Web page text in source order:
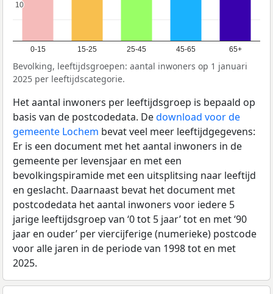
0-15 15-25 25-45 45-65 65+
10
10
Bevolking, leeftijdsgroepen: aantal inwoners op 1 januari
2025 per leeftijdscategorie.
Het aantal inwoners per leeftijdsgroep is bepaald op
basis van de postcodedata. Dedownload voor de
gemeente Lochem bevat veel meer leeftijdgegevens:
Er is een document met het aantal inwoners in de
gemeente per levensjaar en met een
bevolkingspiramide met een uitsplitsing naar leeftijd
en geslacht. Daarnaast bevat het document met
postcodedata het aantal inwoners voor iedere 5
jarige leeftijdsgroep van ‘0 tot 5 jaar’ tot en met ‘90
jaar en ouder’ per viercijferige (numerieke) postcode
voor alle jaren in de periode van 1998 tot en met
2025.